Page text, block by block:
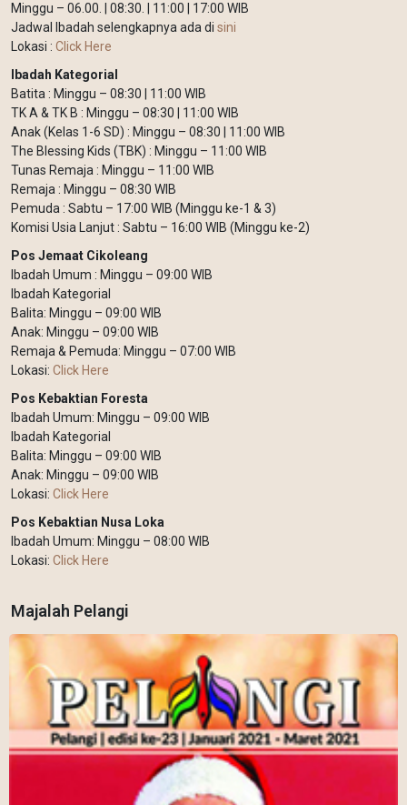
Minggu – 06.00. | 08:30. | 11:00 | 17:00 WIB
Jadwal Ibadah selengkapnya ada di sini
Lokasi : Click Here
Ibadah Kategorial
Batita : Minggu – 08:30 | 11:00 WIB
TK A & TK B : Minggu – 08:30 | 11:00 WIB
Anak (Kelas 1-6 SD) : Minggu – 08:30 | 11:00 WIB
The Blessing Kids (TBK) : Minggu – 11:00 WIB
Tunas Remaja : Minggu – 11:00 WIB
Remaja : Minggu – 08:30 WIB
Pemuda : Sabtu – 17:00 WIB (Minggu ke-1 & 3)
Komisi Usia Lanjut : Sabtu – 16:00 WIB (Minggu ke-2)
Pos Jemaat Cikoleang
Ibadah Umum : Minggu – 09:00 WIB
Ibadah Kategorial
Balita: Minggu – 09:00 WIB
Anak: Minggu – 09:00 WIB
Remaja & Pemuda: Minggu – 07:00 WIB
Lokasi: Click Here
Pos Kebaktian Foresta
Ibadah Umum: Minggu – 09:00 WIB
Ibadah Kategorial
Balita: Minggu – 09:00 WIB
Anak: Minggu – 09:00 WIB
Lokasi: Click Here
Pos Kebaktian Nusa Loka
Ibadah Umum: Minggu – 08:00 WIB
Lokasi: Click Here
Majalah Pelangi